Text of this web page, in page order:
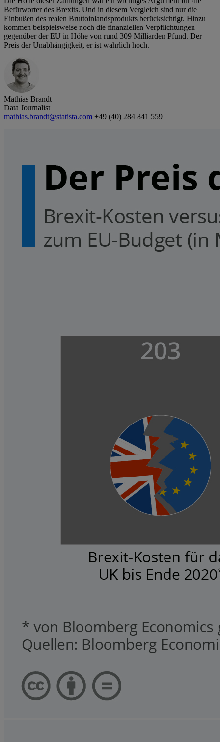
Befürworter des Brexits. Und in diesem Vergleich sind nur die
Einbußen des realen Bruttoinlandsprodukts berücksichtigt. Hinzu
kommen beispielsweise noch die finanziellen Verpflichtungen
gegenüber der EU in Höhe von rund 309 Milliarden Pfund. Der
Preis der Unabhängigkeit, er ist wahrlich hoch.
Mathias Brandt
Data Journalist
mathias.brandt@statista.com +49 (40) 284 841 559